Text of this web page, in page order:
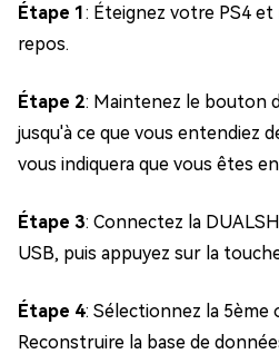
Étape 1: Éteignez votre PS4
repos.
Étape 2: Maintenez le bouton
jusqu'à ce que vous entendiez
vous indiquera que vous êtes
Étape 3: Connectez la
USB, puis appuyez sur la
Étape 4: Sélectionnez la
Reconstruire la base de